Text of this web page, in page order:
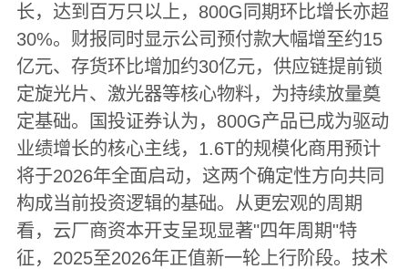
长，达到百万只以上，800G同期环比增长亦超
30%。财报同时显示公司预付款大幅增至约15
亿元、存货环比增加约30亿元，供应链提前锁
定旋光片、激光器等核心物料，为持续放量奠
定基础。国投证券认为，800G产品已成为驱动
业绩增长的核心主线，1.6T的规模化商用预计
将于2026年全面启动，这两个确定性方向共同
构成当前投资逻辑的基础。从更宏观的周期
看，云厂商资本开支呈现显著"四年周期"特
征，2025至2026年正值新一轮上行阶段。技术